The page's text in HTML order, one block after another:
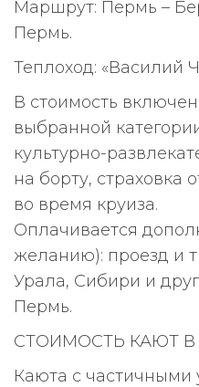
Маршрут: Пермь –
Пермь.
Теплоход: «Василий
В стоимость
выбранной
культурно-
на борту, страховка
во время круиза.
Оплачивается
желанию): проезд и
Урала, Сибири и
Пермь.
СТОИМОСТЬ КАЮТ В
Каюта с частичными